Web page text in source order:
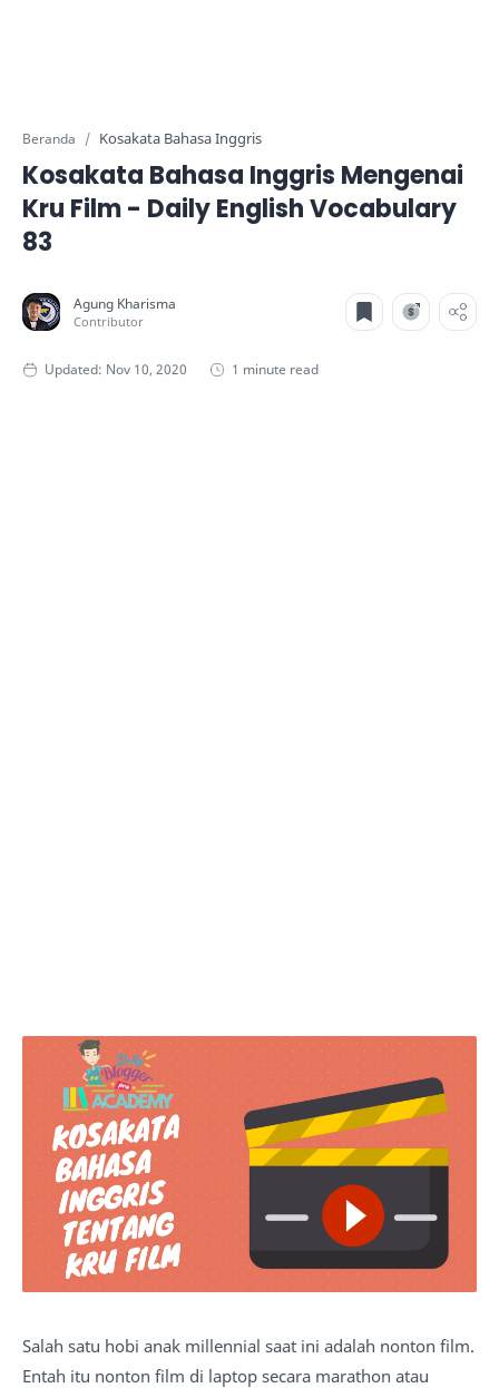
Beranda Kosakata Bahasa Inggris
Kosakata Bahasa Inggris Mengenai
Kru Film - Daily English Vocabulary
83
1 minute read
Salah satu hobi anak millennial saat ini adalah nonton film.
Entah itu nonton film di laptop secara marathon atau